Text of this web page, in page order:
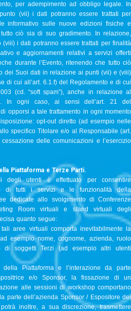
per adempimento ad obbligo legale. In
(vii) i dati potranno essere trattati per
informativo sulle nuove edizioni fisiche e
ciò sia di suo gradimento. In relazione,
i dati potranno essere trattati per finalità
e aggiornamenti relativi a servizi offerti
durante l’Evento, ritenendo che tutto ciò
dei Suoi dati in relazione ai punti (vii) e (viii)
di cui all’art. 6.1.f) del Regolamento e di cui
(cd. “soft spam”), anche in relazione al
In ogni caso, ai sensi dell’art. 21 del
opporsi a tale trattamento in ogni momento
opt-out diretto (ad esempio nelle
specifico Titolare e/o al Responsabile (art.
delle comunicazioni e l’esercizio
Piattaforma e Terze Parti.
degli utenti è effettuato per consentire
di tutti i servizi e le funzionalità della
dedicate allo svolgimento di Conferenze
Room virtuali e stand virtuali degli
quanto segue:
aree virtuali comporta inevitabilmente la
esempio nome, cognome, azienda, ruolo
di soggetti Terzi (ad esempio altri utenti
Piattaforma e l’interazione da parte
e/o Sponsor, la fissazione di un
alle sessioni di workshop comportano
parte dell’azienda Sponsor / Espositore dei
potrà inoltre, a sua discrezione, trasmettere